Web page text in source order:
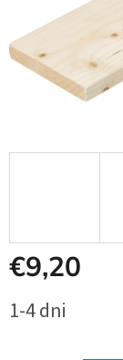
€9,20
cena:
1-4 dni